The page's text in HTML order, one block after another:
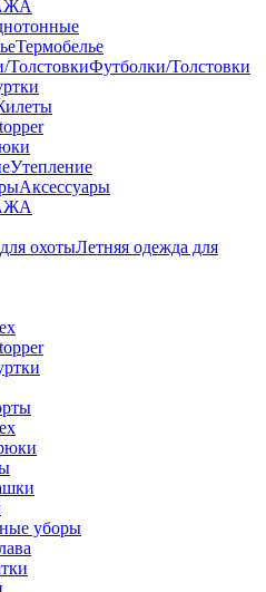
Термобелье
Футболки/Толстовки
Утепление
Аксессуары
Летняя одежда для
уборы